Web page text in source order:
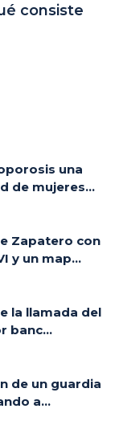
consiste
una
de mujeres...
Zapatero con
y un map...
la llamada del
banc...
de un guardia
a...